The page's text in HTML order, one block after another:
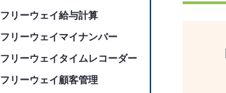
フリーウェイ給与計算
フリーウェイマイナンバー
フリーウェイタイムレコーダー
フリーウェイ顧客管理